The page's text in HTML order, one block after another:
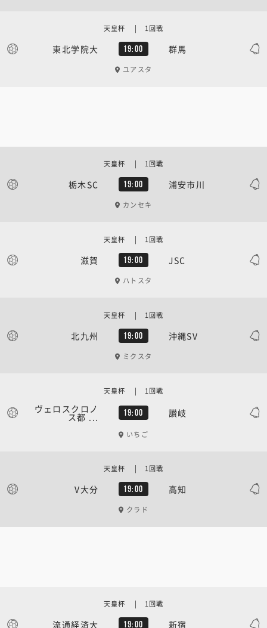
東北学院大 19:00 群馬
天皇杯 | 1回戦
ユアスタ
栃木SC 19:00 浦安市川
天皇杯 | 1回戦
カンセキ
滋賀 19:00 JSC
天皇杯 | 1回戦
ハトスタ
北九州 19:00 沖縄SV
天皇杯 | 1回戦
ミクスタ
ヴェロスクロノ
ス都 ... 19:00 讃岐
天皇杯 | 1回戦
いちご
V大分 19:00 高知
天皇杯 | 1回戦
クラド
流通経済大 19:00 新宿
天皇杯 | 1回戦